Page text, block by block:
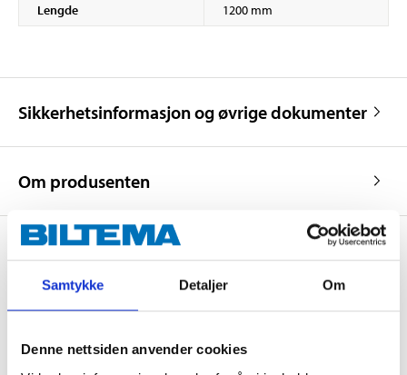
Samtykke Detaljer Om
Denne nettsiden anvender cookies
Lengde
1200 mm
Sikkerhetsinformasjon og øvrige dokumenter
Om produsenten
Kjøp & Hent
Kjøp & Hent i ditt varehus.